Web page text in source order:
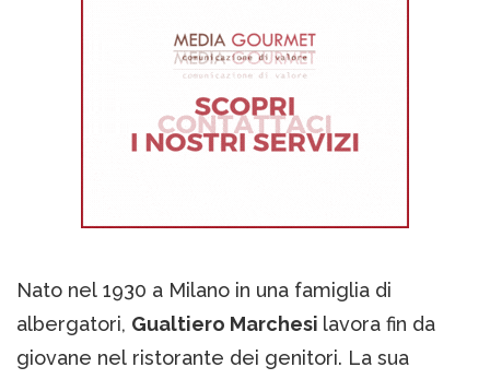
Nato nel 1930 a Milano in una famiglia di
albergatori, Gualtiero Marchesi lavora fin da
giovane nel ristorante dei genitori. La sua